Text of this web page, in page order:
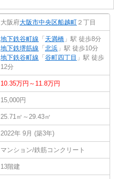
大阪府大阪市中央区船越町 ２丁目
地下鉄谷町線 「 天満橋 」駅 徒歩8分
地下鉄堺筋線 「 北浜 」駅 徒歩10分
地下鉄谷町線 「 谷町四丁目 」駅 徒歩
12分
10.35万円～11.8万円
15,000円
25.71㎡～29.43㎡
2022年 9月 (築3年)
マンション/鉄筋コンクリート
13階建